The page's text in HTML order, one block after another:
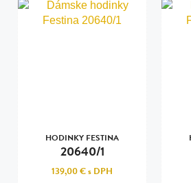
HODINKY FESTINA
20640/1
139,00 €s DPH